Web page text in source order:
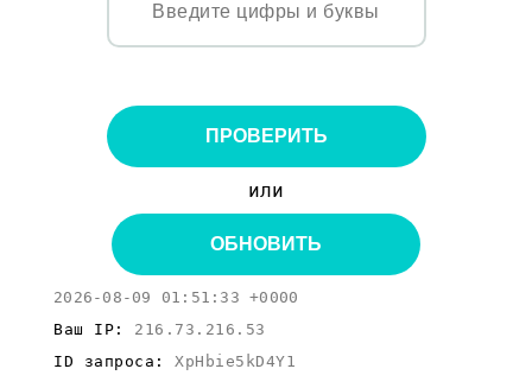
ПРОВЕРИТЬ
или
ОБНОВИТЬ
2026-08-09 01:51:33 +0000
Ваш IP: 216.73.216.53
ID запроса: XpHbie5kD4Y1